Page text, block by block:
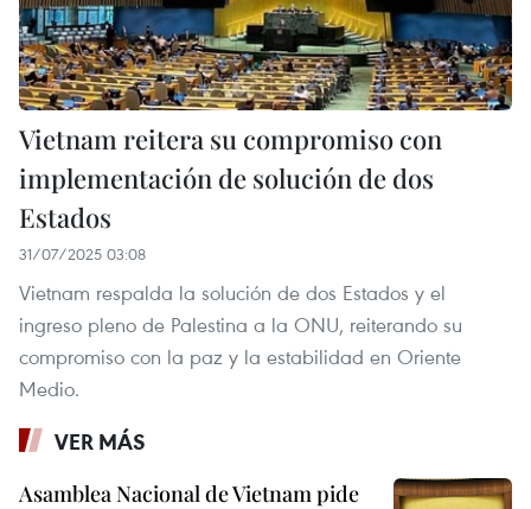
Vietnam reitera su compromiso con
implementación de solución de dos
Estados
31/07/2025 03:08
Vietnam respalda la solución de dos Estados y el
ingreso pleno de Palestina a la ONU, reiterando su
compromiso con la paz y la estabilidad en Oriente
Medio.
VER MÁS
Asamblea Nacional de Vietnam pide